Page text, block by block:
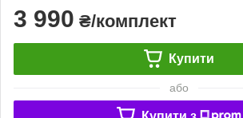
3 990 ₴/комплект
Купити
або